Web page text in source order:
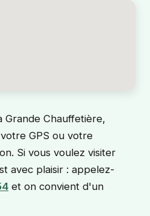
Grande Chauffetière,
GPS ou votre
Si vous voulez visiter
avec plaisir : appelez-
et on convient d'un